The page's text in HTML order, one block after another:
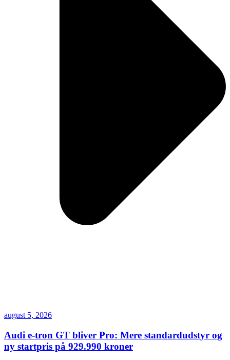
august 5, 2026
Audi e-tron GT bliver Pro: Mere standardudstyr og
ny startpris på 929.990 kroner